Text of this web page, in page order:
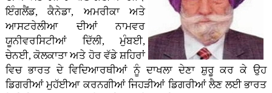
ਇੰਗਲੈਂਡ, ਕੈਨੇਡਾ, ਅਮਰੀਕਾ ਅਤੇ
ਆਸਟਰੇਲੀਆ ਦੀਆਂ ਨਾਮਵਰ
ਯੂਨੀਵਰਸਿਟੀਆਂ ਦਿੱਲੀ, ਮੁੰਬਈ,
ਚੇਨਈ, ਕੋਲਕਾਤਾ ਅਤੇ ਹੋਰ ਵੱਡੇ ਸ਼ਹਿਰਾਂ
ਵਿਚ ਭਾਰਤ ਦੇ ਵਿਦਿਆਰਥੀਆਂ ਨੂੰ ਦਾਖਲਾ ਦੇਣਾ ਸ਼ੁਰੂ ਕਰ ਕੇ ਉਹ
ਡਿਗਰੀਆਂ ਮੁਹੱਈਆ ਕਰਨਗੀਆਂ ਜਿਹੜੀਆਂ ਡਿਗਰੀਆਂ ਲੈਣ ਲਈ ਭਾਰਤ